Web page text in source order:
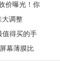
价曝光！你
大调整
值得买的手
幕薄膜比